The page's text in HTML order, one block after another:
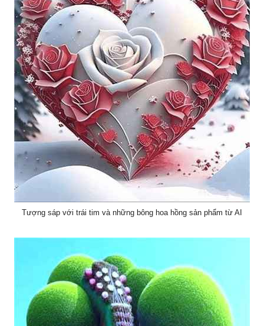
Tượng sáp với trái tim và những bông hoa hồng sản phẩm từ AI